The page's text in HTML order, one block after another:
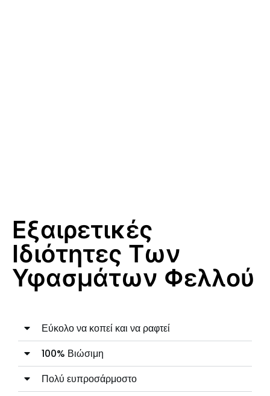
Εξαιρετικές
Ιδιότητες Των
Υφασμάτων Φελλού
Εύκολο να κοπεί και να ραφτεί
100% Βιώσιμη
Πολύ ευπροσάρμοστο